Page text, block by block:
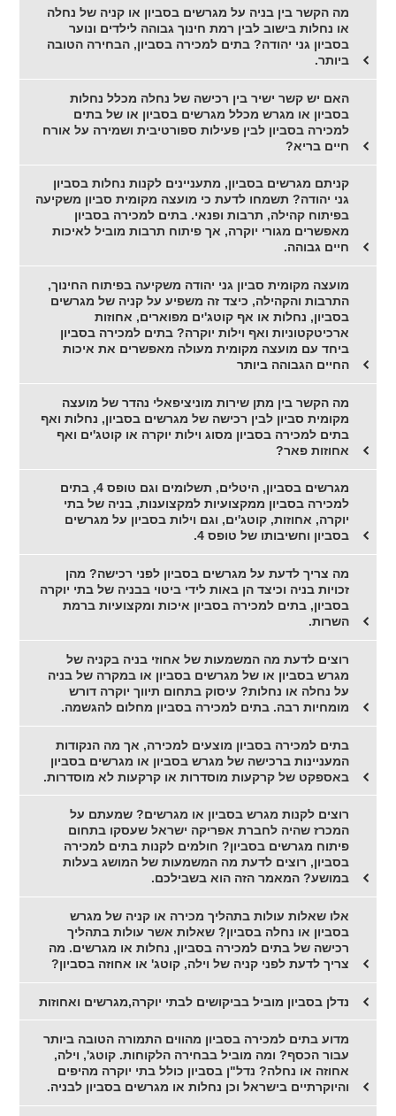
מה הקשר בין בניה על מגרשים בסביון או קניה של נחלה
או נחלות בישוב לבין רמת חינוך גבוהה לילדים ונוער
בסביון גני יהודה? בתים למכירה בסביון, הבחירה הטובה
ביותר.
האם יש קשר ישיר בין רכישה של נחלה מכלל נחלות
בסביון או מגרש מכלל מגרשים בסביון או של בתים
למכירה בסביון לבין פעילות ספורטיבית ושמירה על אורח
חיים בריא?
קניתם מגרשים בסביון, מתעניינים לקנות נחלות בסביון
גני יהודה? תשמחו לדעת כי מועצה מקומית סביון משקיעה
בפיתוח קהילה, תרבות ופנאי. בתים למכירה בסביון
מאפשרים מגורי יוקרה, אך פיתוח תרבות מוביל לאיכות
חיים גבוהה.
מועצה מקומית סביון גני יהודה משקיעה בפיתוח החינוך,
התרבות והקהילה, כיצד זה משפיע על קניה של מגרשים
בסביון, נחלות או אף קוטג'ים מפוארים, אחוזות
ארכיטקטוניות ואף וילות יוקרה? בתים למכירה בסביון
ביחד עם מועצה מקומית מעולה מאפשרים את איכות
החיים הגבוהה ביותר
מה הקשר בין מתן שירות מוניציפאלי נהדר של מועצה
מקומית סביון לבין רכישה של מגרשים בסביון, נחלות ואף
בתים למכירה בסביון מסוג וילות יוקרה או קוטג'ים ואף
אחוזות פאר?
מגרשים בסביון, היטלים, תשלומים וגם טופס 4, בתים
למכירה בסביון ממקצועיות למקצוענות, בניה של בתי
יוקרה, אחוזות, קוטג'ים, וגם וילות בסביון על מגרשים
בסביון וחשיבותו של טופס 4.
מה צריך לדעת על מגרשים בסביון לפני רכישה? מהן
זכויות בניה וכיצד הן באות לידי ביטוי בבניה של בתי יוקרה
בסביון, בתים למכירה בסביון איכות ומקצועיות ברמת
השרות.
רוצים לדעת מה המשמעות של אחוזי בניה בקניה של
מגרש בסביון או של מגרשים בסביון או במקרה של בניה
על נחלה או נחלות? עיסוק בתחום תיווך יוקרה דורש
מומחיות רבה. בתים למכירה בסביון מחלום להגשמה.
בתים למכירה בסביון מוצעים למכירה, אך מה הנקודות
המעניינות ברכישה של מגרש בסביון או מגרשים בסביון
באספקט של קרקעות מוסדרות או קרקעות לא מוסדרות.
רוצים לקנות מגרש בסביון או מגרשים? שמעתם על
המכרז שהיה לחברת אפריקה ישראל שעסקו בתחום
פיתוח מגרשים בסביון? חולמים לקנות בתים למכירה
בסביון, רוצים לדעת מה המשמעות של המושג בעלות
במושע? המאמר הזה הוא בשבילכם.
אלו שאלות עולות בתהליך מכירה או קניה של מגרש
בסביון או נחלה בסביון? שאלות אשר עולות בתהליך
רכישה של בתים למכירה בסביון, נחלות או מגרשים. מה
צריך לדעת לפני קניה של וילה, קוטג' או אחוזה בסביון?
נדלן בסביון מוביל בביקושים לבתי יוקרה,מגרשים ואחוזות
מדוע בתים למכירה בסביון מהווים התמורה הטובה ביותר
עבור הכסף? ומה מוביל בבחירה הלקוחות. קוטג', וילה,
אחוזה או נחלה? נדל"ן בסביון כולל בתי יוקרה מהיפים
והיוקרתיים בישראל וכן נחלות או מגרשים בסביון לבניה.